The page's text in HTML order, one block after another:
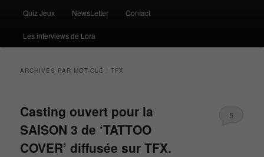
Quiz Jeux NewsLetter Contact
Les interviews de Lora
ARCHIVES PAR MOT-CLÉ :TFX
Casting ouvert pour la
SAISON 3 de ‘TATTOO
COVER’ diffusée sur TFX.
5